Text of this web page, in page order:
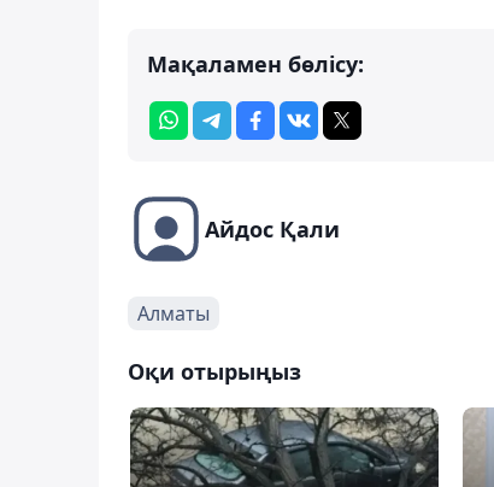
Мақаламен бөлісу:
Айдос Қали
Алматы
Оқи отырыңыз